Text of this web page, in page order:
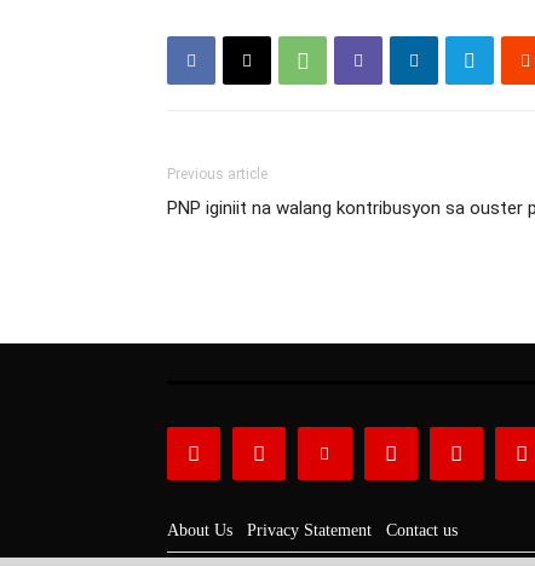
Previous article
PNP iginiit na walang kontribusyon sa ouster
About Us Privacy Statement Contact us